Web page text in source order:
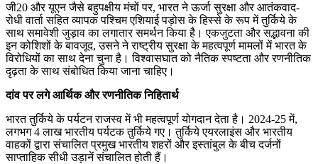
जी20 और यूएन जैसे बहुपक्षीय मंचों पर, भारत ने ऊर्जा सुरक्षा और आतंकवाद-
रोधी वार्ता सहित व्यापक पश्चिम एशियाई पड़ोस के हिस्से के रूप में तुर्किये के
साथ समावेशी जुड़ाव का लगातार समर्थन किया है। एकजुटता और सद्भावना की
इन कोशिशों के बावजूद, उसने ने राष्ट्रीय सुरक्षा के महत्वपूर्ण मामलों में भारत के
विरोधियों का साथ देना चुना है। विश्वासघात को नैतिक स्पष्टता और रणनीतिक
दृढ़ता के साथ संबोधित किया जाना चाहिए।
दांव पर लगे आर्थिक और रणनीतिक निहितार्थ
भारत तुर्किये के पर्यटन राजस्व में भी महत्वपूर्ण योगदान देता है। 2024-25 में,
लगभग 4 लाख भारतीय पर्यटक तुर्किये गए। तुर्किये एयरलाइंस और भारतीय
वाहकों द्वारा संचालित प्रमुख भारतीय शहरों और इस्तांबुल के बीच दर्जनों
साप्ताहिक सीधी उड़ानें संचालित होती हैं।